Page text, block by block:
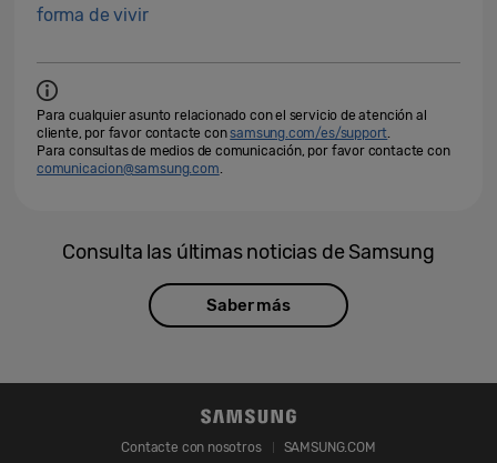
forma de vivir
Para cualquier asunto relacionado con el servicio de atención al
cliente, por favor contacte consamsung.com/es/support.
Para consultas de medios de comunicación, por favor contacte con
comunicacion@samsung.com.
Consulta las últimas noticias de Samsung
Saber más
Contacte con nosotros SAMSUNG.COM